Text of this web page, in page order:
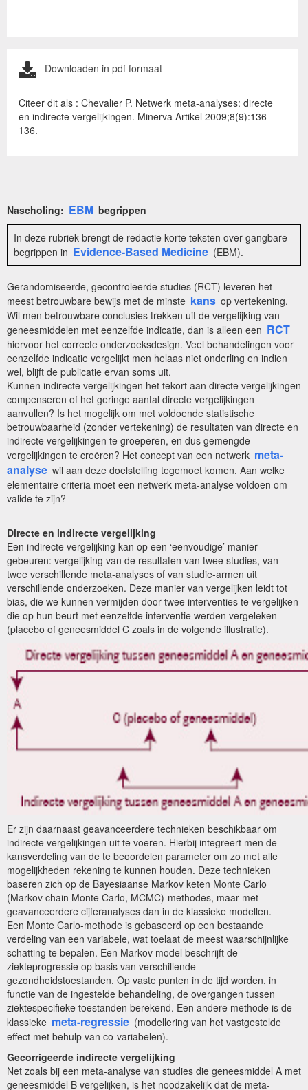
Downloaden in pdf formaat
Citeer dit als : Chevalier P. Netwerk meta-analyses: directe
en indirecte vergelijkingen. Minerva Artikel 2009;8(9):136-
136.
Nascholing: EBM begrippen
In deze rubriek brengt de redactie korte teksten over gangbare
begrippen in Evidence-Based Medicine (EBM).
Gerandomiseerde, gecontroleerde studies (RCT) leveren het
meest betrouwbare bewijs met de minste kans op vertekening.
Wil men betrouwbare conclusies trekken uit de vergelijking van
geneesmiddelen met eenzelfde indicatie, dan is alleen een RCT
hiervoor het correcte onderzoeksdesign. Veel behandelingen voor
eenzelfde indicatie vergelijkt men helaas niet onderling en indien
wel, blijft de publicatie ervan soms uit.
Kunnen indirecte vergelijkingen het tekort aan directe vergelijkingen
compenseren of het geringe aantal directe vergelijkingen
aanvullen? Is het mogelijk om met voldoende statistische
betrouwbaarheid (zonder vertekening) de resultaten van directe en
indirecte vergelijkingen te groeperen, en dus gemengde
vergelijkingen te creëren? Het concept van een netwerk meta-
analyse wil aan deze doelstelling tegemoet komen. Aan welke
elementaire criteria moet een netwerk meta-analyse voldoen om
valide te zijn?
Directe en indirecte vergelijking
Een indirecte vergelijking kan op een ‘eenvoudige’ manier
gebeuren: vergelijking van de resultaten van twee studies, van
twee verschillende meta-analyses of van studie-armen uit
verschillende onderzoeken. Deze manier van vergelijken leidt tot
bias, die we kunnen vermijden door twee interventies te vergelijken
die op hun beurt met eenzelfde interventie werden vergeleken
(placebo of geneesmiddel C zoals in de volgende illustratie).
Er zijn daarnaast geavanceerdere technieken beschikbaar om
indirecte vergelijkingen uit te voeren. Hierbij integreert men de
kansverdeling van de te beoordelen parameter om zo met alle
mogelijkheden rekening te kunnen houden. Deze technieken
baseren zich op de Bayesiaanse Markov keten Monte Carlo
(Markov chain Monte Carlo, MCMC)-methodes, maar met
geavanceerdere cijferanalyses dan in de klassieke modellen.
Een Monte Carlo-methode is gebaseerd op een bestaande
verdeling van een variabele, wat toelaat de meest waarschijnlijke
schatting te bepalen. Een Markov model beschrijft de
ziekteprogressie op basis van verschillende
gezondheidstoestanden. Op vaste punten in de tijd worden, in
functie van de ingestelde behandeling, de overgangen tussen
ziektespecifieke toestanden berekend. Een andere methode is de
klassieke meta-regressie (modellering van het vastgestelde
effect met behulp van co-variabelen).
Gecorrigeerde indirecte vergelijking
Net zoals bij een meta-analyse van studies die geneesmiddel A met
geneesmiddel B vergelijken, is het noodzakelijk dat de meta-